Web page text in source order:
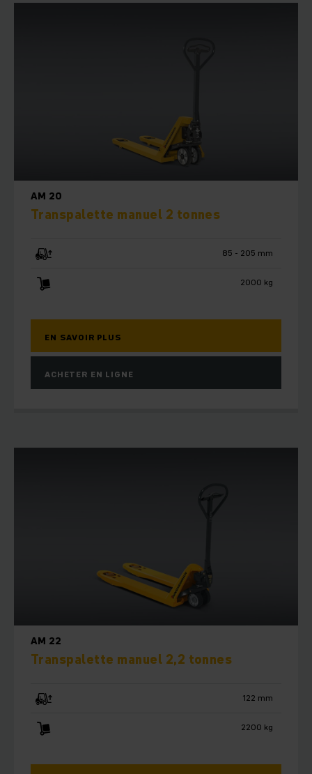
AM 20
Transpalette manuel 2 tonnes
85 - 205 mm
2000 kg
EN SAVOIR PLUS
ACHETER EN LIGNE
AM 22
Transpalette manuel 2,2 tonnes
122 mm
2200 kg